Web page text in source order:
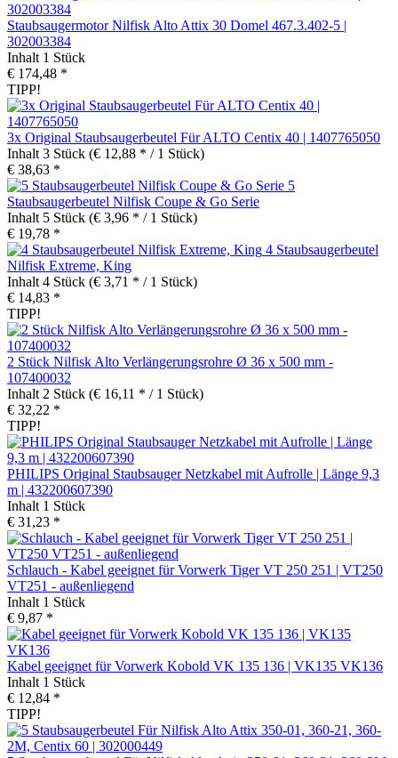
Staubsaugermotor Nilfisk Alto Attix 30 Domel 467.3.402-5 |
302003384
Inhalt 1 Stück
€ 174,48 *
TIPP!
3x Original Staubsaugerbeutel Für ALTO Centix 40 | 1407765050
Inhalt 3 Stück (€ 12,88 * / 1 Stück)
€ 38,63 *
5
Staubsaugerbeutel Nilfisk Coupe & Go Serie
Inhalt 5 Stück (€ 3,96 * / 1 Stück)
€ 19,78 *
4 Staubsaugerbeutel
Nilfisk Extreme, King
Inhalt 4 Stück (€ 3,71 * / 1 Stück)
€ 14,83 *
TIPP!
2 Stück Nilfisk Alto Verlängerungsrohre Ø 36 x 500 mm -
107400032
Inhalt 2 Stück (€ 16,11 * / 1 Stück)
€ 32,22 *
TIPP!
PHILIPS Original Staubsauger Netzkabel mit Aufrolle | Länge 9,3
m | 432200607390
Inhalt 1 Stück
€ 31,23 *
Schlauch - Kabel geeignet für Vorwerk Tiger VT 250 251 | VT250
VT251 - außenliegend
Inhalt 1 Stück
€ 9,87 *
Kabel geeignet für Vorwerk Kobold VK 135 136 | VK135 VK136
Inhalt 1 Stück
€ 12,84 *
TIPP!